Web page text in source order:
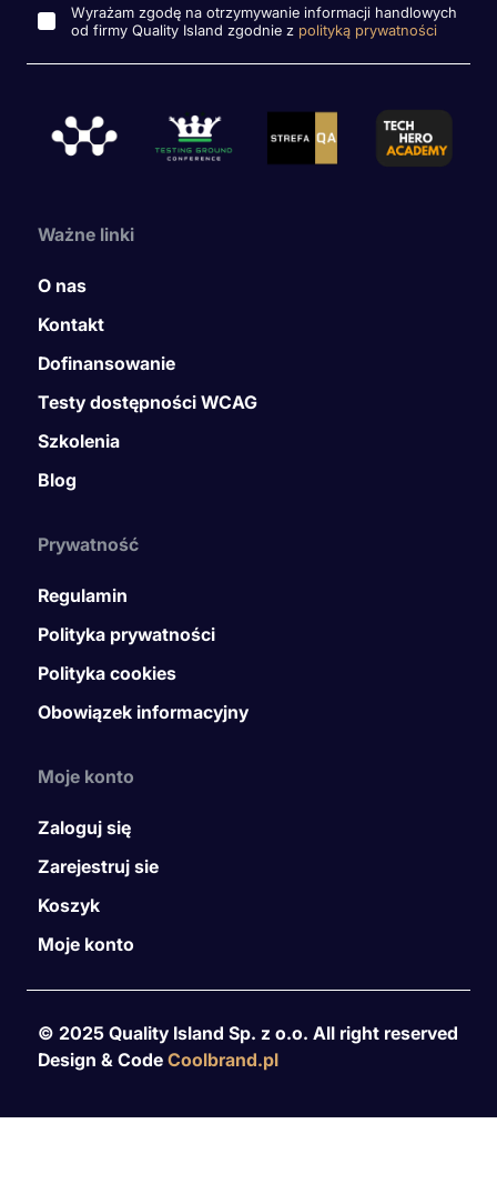
Wyrażam zgodę na otrzymywanie informacji handlowych
od firmy Quality Island zgodnie z polityką prywatności
Ważne linki
O nas
Kontakt
Dofinansowanie
Testy dostępności WCAG
Szkolenia
Blog
Prywatność
Regulamin
Polityka prywatności
Polityka cookies
Obowiązek informacyjny
Moje konto
Zaloguj się
Zarejestruj sie
Koszyk
Moje konto
© 2025 Quality Island Sp. z o.o. All right reserved
Design & Code Coolbrand.pl